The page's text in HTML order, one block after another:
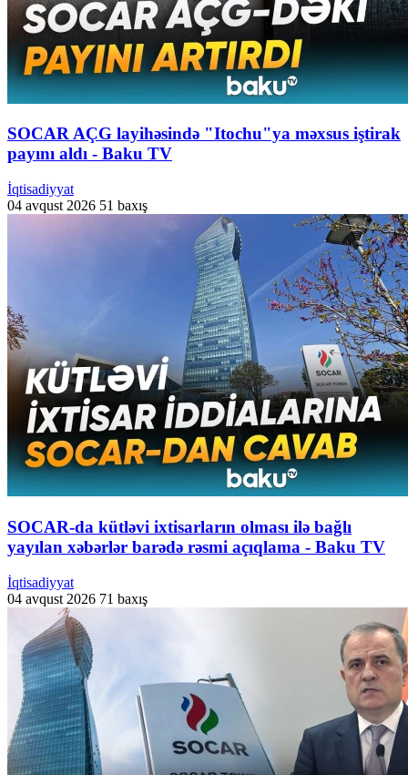
SOCAR AÇG layihəsində "Itochu"ya məxsus iştirak
payını aldı - Baku TV
İqtisadiyyat
04 avqust 2026 51 baxış
SOCAR-da kütləvi ixtisarların olması ilə bağlı
yayılan xəbərlər barədə rəsmi açıqlama - Baku TV
İqtisadiyyat
04 avqust 2026 71 baxış